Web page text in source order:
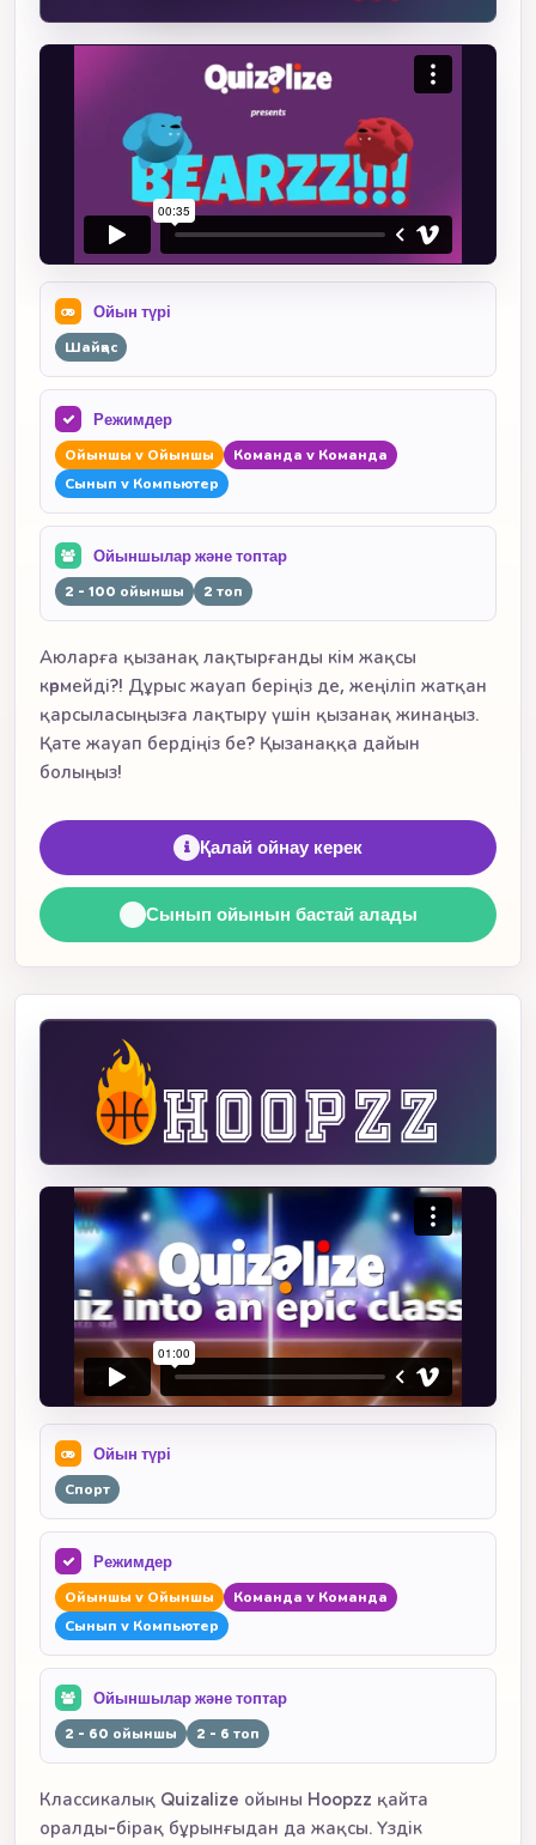
Ойын түрі
Шайқас
Режимдер
Ойыншы v Ойыншы
Команда v Команда
Сынып v Компьютер
Ойыншылар және топтар
2 - 100 ойыншы 2 топ
Аюларға қызанақ лақтырғанды кім жақсы
көрмейді?! Дұрыс жауап беріңіз де, жеңіліп жатқан
қарсыласыңызға лақтыру үшін қызанақ жинаңыз.
Қате жауап бердіңіз бе? Қызанаққа дайын
болыңыз!
Қалай ойнау керек
Сынып ойынын бастай алады
Ойын түрі
Спорт
Режимдер
Ойыншы v Ойыншы
Команда v Команда
Сынып v Компьютер
Ойыншылар және топтар
2 - 60 ойыншы 2 - 6 топ
Классикалық Quizalize ойыны Hoopzz қайта
оралды-бірақ бұрынғыдан да жақсы. Үздік